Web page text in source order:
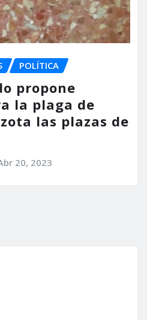
POLÍTICA
propone
la plaga de
las plazas de
20, 2023